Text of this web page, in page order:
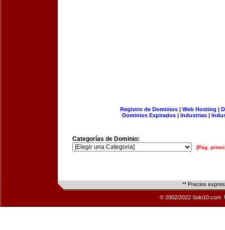
Registro de Dominios| Web Hosting |
Dominios Expirados | Industrias |
Categorías de Dominio:
[Pág.
** Precios
© 2002/2022 Solo10.com